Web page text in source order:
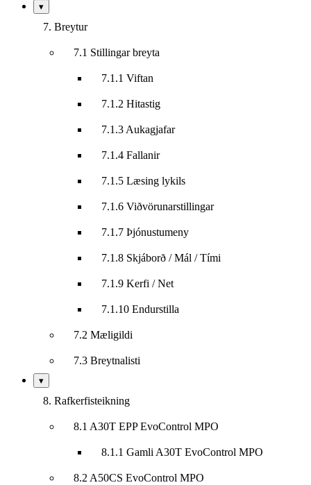
▾Sýna/fela
undirkafla
7. Breytur
7.1 Stillingar breyta
7.1.1 Viftan
7.1.2 Hitastig
7.1.3 Aukagjafar
7.1.4 Fallanir
7.1.5 Læsing lykils
7.1.6 Viðvörunarstillingar
7.1.7 Þjónustumeny
7.1.8 Skjáborð / Mál / Tími
7.1.9 Kerfi / Net
7.1.10 Endurstilla
7.2 Mæligildi
7.3 Breytnalisti
▾Sýna/fela
undirkafla
8. Rafkerfisteikning
8.1 A30T EPP EvoControl MPO
8.1.1 Gamli A30T EvoControl MPO
8.2 A50CS EvoControl MPO